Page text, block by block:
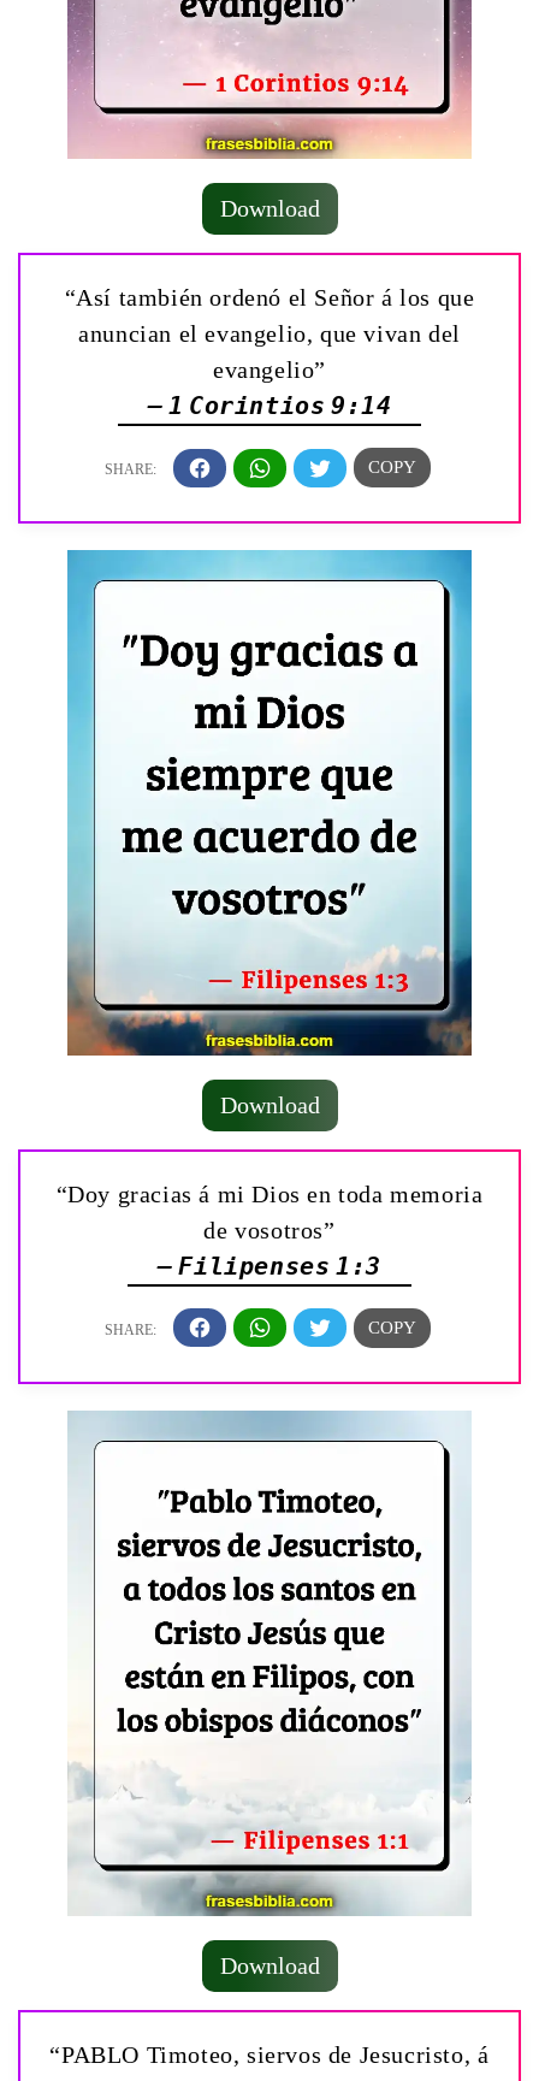
Download
“Así también ordenó el Señor á los que
anuncian el evangelio, que vivan del
evangelio”
— 1 Corintios 9:14
Download
“Doy gracias á mi Dios en toda memoria
de vosotros”
— Filipenses 1:3
Download
“PABLO Timoteo, siervos de Jesucristo, á